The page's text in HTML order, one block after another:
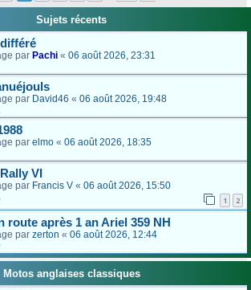
Sujets récents
par Pachi « 06 août 2026, 23:31
par David46 « 06 août 2026, 19:48
par elmo « 06 août 2026, 18:35
VI
par Francis V « 06 août 2026, 15:50
1 2
route après 1 an Ariel 359 NH
par zerton « 06 août 2026, 12:44
Motos anglaises classiques